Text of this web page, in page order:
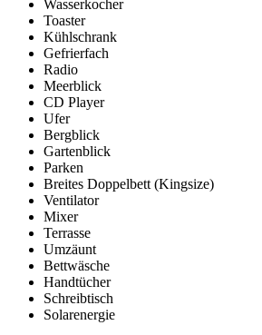
Wasserkocher
Toaster
Kühlschrank
Gefrierfach
Radio
Meerblick
CD Player
Ufer
Bergblick
Gartenblick
Parken
Breites Doppelbett (Kingsize)
Ventilator
Mixer
Terrasse
Umzäunt
Bettwäsche
Handtücher
Schreibtisch
Solarenergie